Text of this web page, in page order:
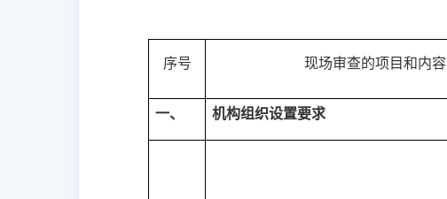
序号 现场审查的项目和内容
一、 机构组织设置要求